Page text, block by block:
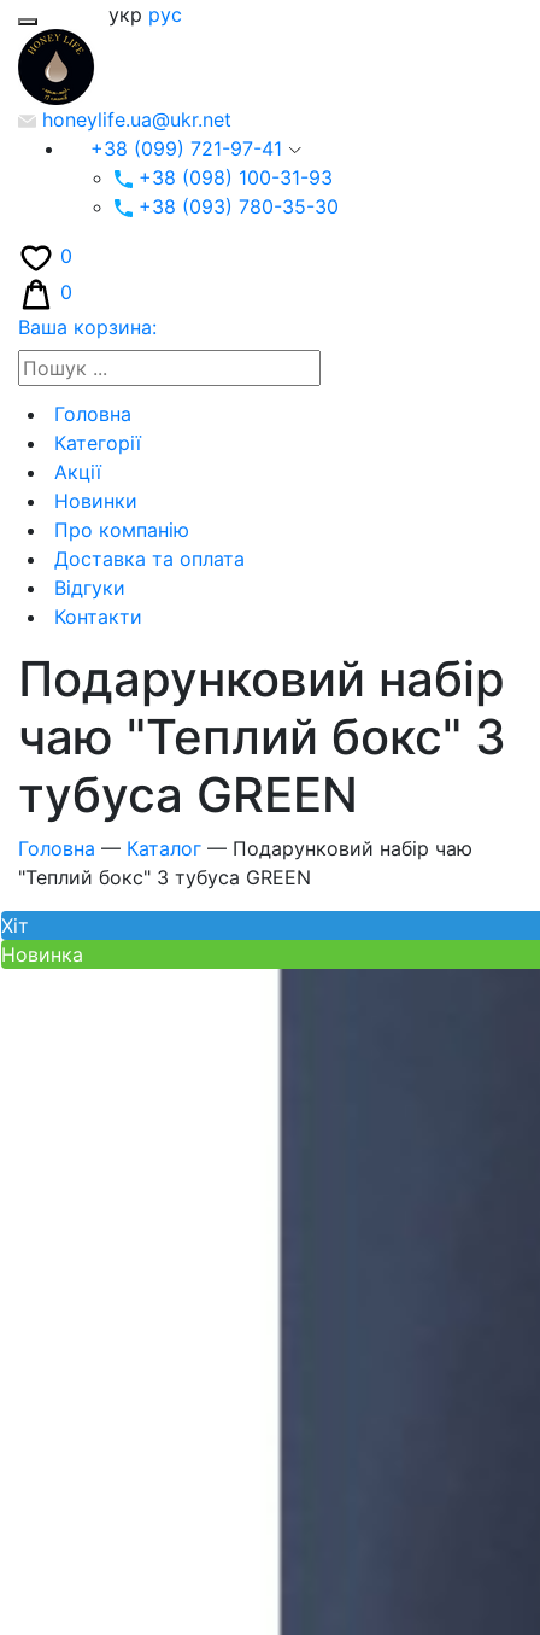
укр рус
honeylife.ua@ukr.net
+38 (099) 721-97-41
+38 (098) 100-31-93
+38 (093) 780-35-30
0
0
Ваша корзина:
Головна
Категорії
Акції
Новинки
Про компанію
Доставка та оплата
Відгуки
Контакти
Подарунковий набір
чаю "Теплий бокс" 3
тубуса GREEN
Головна — Каталог — Подарунковий набір чаю
"Теплий бокс" 3 тубуса GREEN
Хiт
Новинка